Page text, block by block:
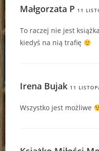
Małgorzata P 11
To raczej nie jest
kiedyś na nią trafię
Irena Bujak 11
Wszystko jest możliwe